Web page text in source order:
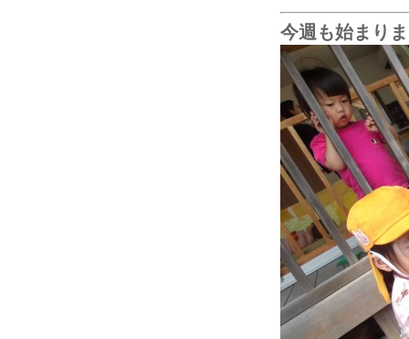
今週も始まり